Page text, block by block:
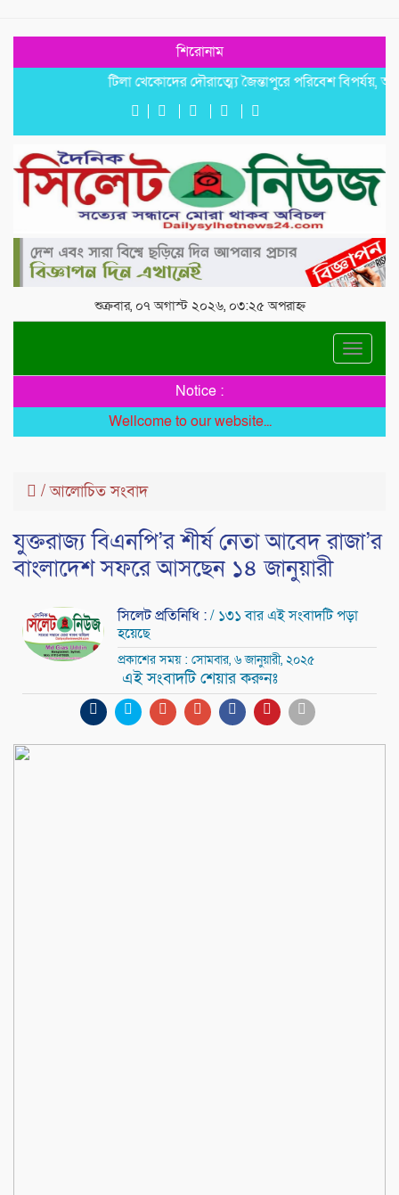
শিরোনাম
টিলা খেকোদের দৌরাত্ম্যে জৈন্তাপুরে পরিবেশ বিপর্যয়, আতঙ্কে
শুক্রবার, ০৭ অগাস্ট ২০২৬, ০৩:২৫ অপরাহ্ন
Toggle
Notice :
Wellcome to our website...
/আলোচিত সংবাদ
যুক্তরাজ্য বিএনপি’র শীর্ষ নেতা আবেদ রাজা’র
বাংলাদেশ সফরে আসছেন ১৪ জানুয়ারী
সিলেট প্রতিনিধি :/ ১৩১ বার এই সংবাদটি পড়া
হয়েছে
প্রকাশের সময় : সোমবার, ৬ জানুয়ারী, ২০২৫
এই সংবাদটি শেয়ার করুনঃ